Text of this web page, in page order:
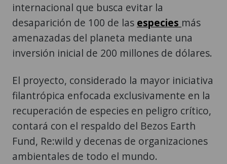
internacional que busca evitar la
desaparición de 100 de las especies más
amenazadas del planeta mediante una
inversión inicial de 200 millones de dólares.
El proyecto, considerado la mayor iniciativa
filantrópica enfocada exclusivamente en la
recuperación de especies en peligro crítico,
contará con el respaldo del Bezos Earth
Fund, Re:wild y decenas de organizaciones
ambientales de todo el mundo.